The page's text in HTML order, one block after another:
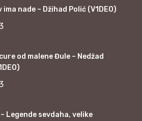
nade – Džihad Polić (V1DEO)
od malene Đule – Nedžad
Legende sevdaha, velike